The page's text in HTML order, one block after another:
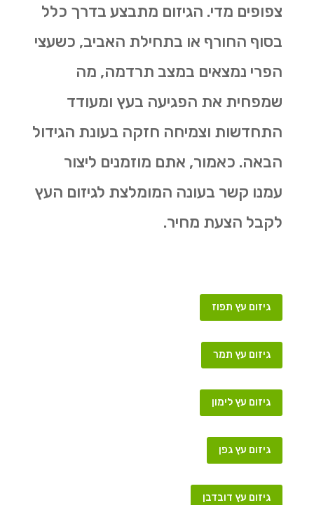
צפופים מדי. הגיזום מתבצע בדרך כלל
בסוף החורף או בתחילת האביב, כשעצי
הפרי נמצאים במצב תרדמה, מה
שמפחית את הפגיעה בעץ ומעודד
התחדשות וצמיחה חזקה בעונת הגידול
הבאה. כאמור, אתם מוזמנים ליצור
עמנו קשר בעונה המומלצת לגיזום העץ
לקבל הצעת מחיר.
גיזום עץ תפוז
גיזום עץ תמר
גיזום עץ לימון
גיזום עץ גפן
גיזום עץ דובדבן